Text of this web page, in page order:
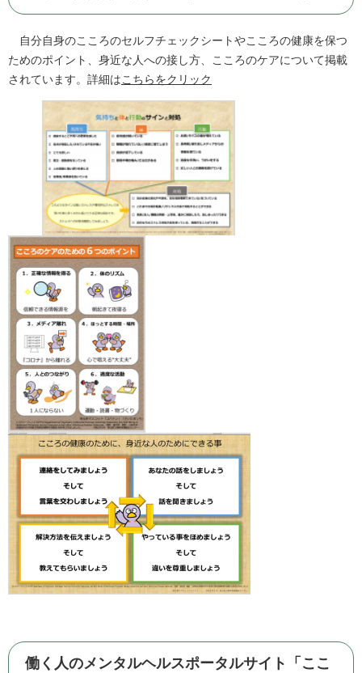
自分自身のこころのセルフチェックシートやこころの健康を保つ
ためのポイント、身近な人への接し方、こころのケアについて掲載
されています。詳細はこちらをクリック
働く人のメンタルヘルスポータルサイト「ここ